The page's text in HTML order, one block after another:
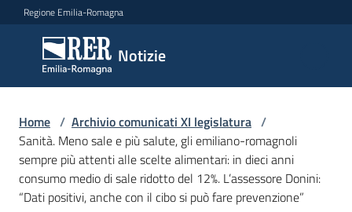
Vai al contenuto
Vai alla navigazione
Vai al footer
Regione Emilia-Romagna
Notizie
Notizie
Comunicati
stampa
Cerca
un
Home / Archivio comunicati XI legislatura /
Sanità. Meno sale e più salute, gli emiliano-romagnoli
sempre più attenti alle scelte alimentari: in dieci anni
consumo medio di sale ridotto del 12%. L’assessore Donini:
“Dati positivi, anche con il cibo si può fare prevenzione”